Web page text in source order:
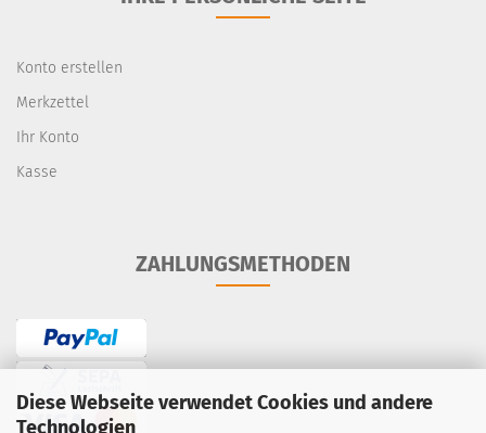
Diese Webseite verwendet Cookies und andere
Technologien
Konto erstellen
Merkzettel
Ihr Konto
Kasse
ZAHLUNGSMETHODEN